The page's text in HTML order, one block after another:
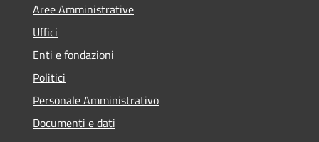
Aree Amministrative
Uffici
Enti e fondazioni
Politici
Personale Amministrativo
Documenti e dati